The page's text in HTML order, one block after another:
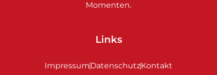
Momenten.
Links
ImpressumDatenschutzKontakt